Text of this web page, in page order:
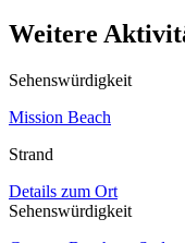
Weitere
Sehenswürdigkeit
Mission Beach
Strand
Details zum Ort
Sehenswürdigkeit